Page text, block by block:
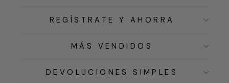
REGÍSTRATE Y AHORRA
MÁS VENDIDOS
DEVOLUCIONES SIMPLES